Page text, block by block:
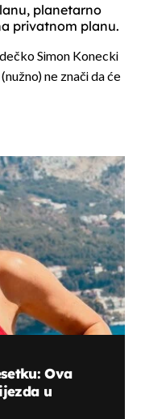
planetarno
privatnom planu.
Simon Konecki
ne znači da će
Ova
u